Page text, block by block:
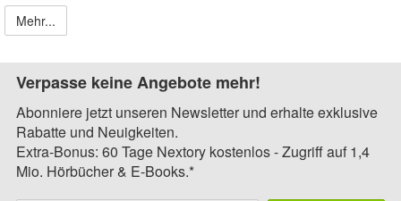
Mehr...
Verpasse keine Angebote mehr!
Abonniere jetzt unseren Newsletter und erhalte exklusive
Rabatte und Neuigkeiten.
Extra-Bonus: 60 Tage Nextory kostenlos - Zugriff auf 1,4
Mio. Hörbücher & E-Books.*